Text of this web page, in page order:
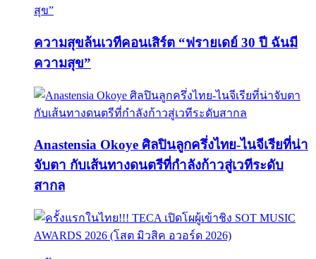
ความสุขล้นเวทีคอนเสิร์ต “ฟรายเดย์ 30 ปี ฉันมี
ความสุข”
Anastensia Okoye ศิลปินลูกครึ่งไทย-ไนจีเรียที่น่า
จับตา กับเส้นทางดนตรีที่กำลังก้าวสู่เวทีระดับ
สากล